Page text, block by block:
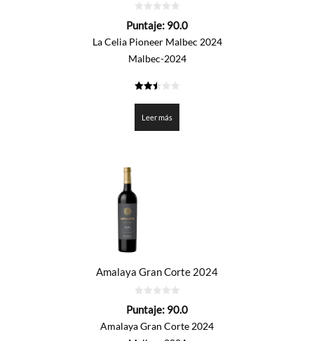
de
Puntaje: 90.0
La Celia Pioneer Malbec 2024
Malbec-2024
de 5
Leer más
Amalaya Gran Corte 2024
de
Puntaje: 90.0
Amalaya Gran Corte 2024